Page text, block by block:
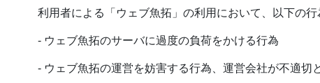
利用者による「ウェブ魚拓」の利用において、以下の行
- ウェブ魚拓のサーバに過度の負荷をかける行為
- ウェブ魚拓の運営を妨害する行為、運営会社が不適切